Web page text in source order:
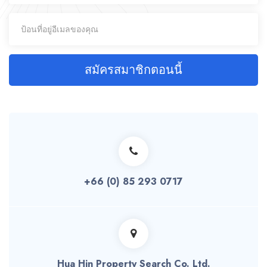
สมัครสมาชิกตอนนี้
+66 (0) 85 293 0717
Hua Hin Property Search Co. Ltd.